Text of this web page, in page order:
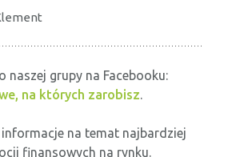
naszej grupy na Facebooku:
na których zarobisz.
informacje na temat najbardziej
finansowych na rynku.